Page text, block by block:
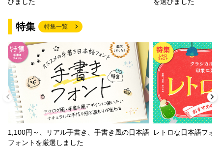
特集 特集一覧
1,100円～、リアル手書き、手書き風の日本語
フォントを厳選しました
レトロな日本語フォ